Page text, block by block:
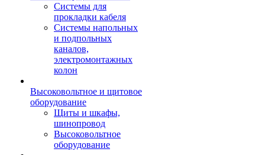
Системы для
прокладки кабеля
Системы напольных
и подпольных
каналов,
электромонтажных
колон
Высоковольтное и щитовое
оборудование
Щиты и шкафы,
шинопровод
Высоковольтное
оборудование